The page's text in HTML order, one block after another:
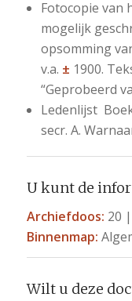
Fotocopie van
mogelijk
opsomming
v.a. ± 1900.
“Geprobeerd
Ledenlijst
secr. A.
U kunt de
Archiefdoos: 20
Binnenmap:
Wilt u deze